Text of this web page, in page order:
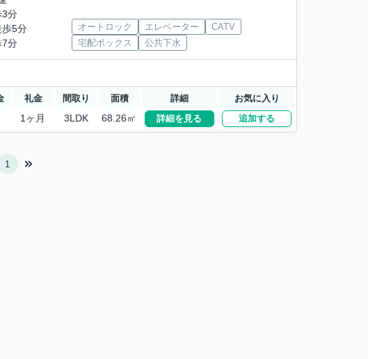
3分
歩5分
7分
オートロック エレベーター
CATV
宅配ボックス
公共下水
礼金 間取り 面積 詳細 お気に入り
1ヶ月 3LDK 68.26㎡ 詳細を見る 追加する
1